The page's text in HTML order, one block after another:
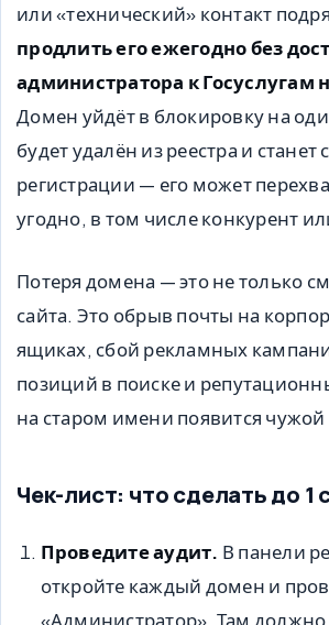
или «технический» контакт
продлить его ежегодно без
администратора к Госуслугам
Домен уйдёт в блокировку на
будет удалён из реестра и станет
регистрации — его может
угодно, в том числе конкурент
Потеря домена — это не только
сайта. Это обрыв почты на
ящиках, сбой рекламных
позиций в поиске и
на старом имени появится чужой
Чек-лист: что сделать до 1
Проведите аудит. В панели
откройте каждый домен и
«Администратор». Там должно